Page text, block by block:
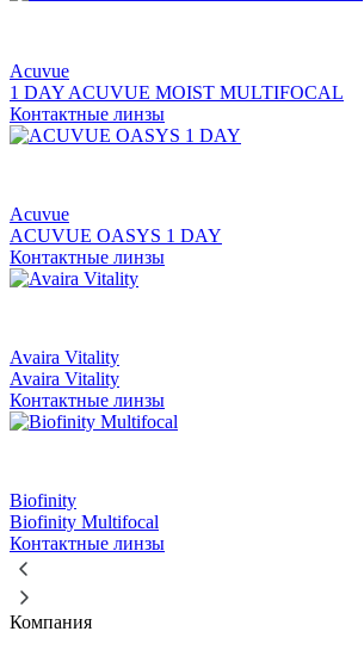
Acuvue
1 DAY ACUVUE MOIST MULTIFOCAL
Контактные линзы
Acuvue
ACUVUE OASYS 1 DAY
Контактные линзы
Avaira Vitality
Avaira Vitality
Контактные линзы
Biofinity
Biofinity Multifocal
Контактные линзы
Компания